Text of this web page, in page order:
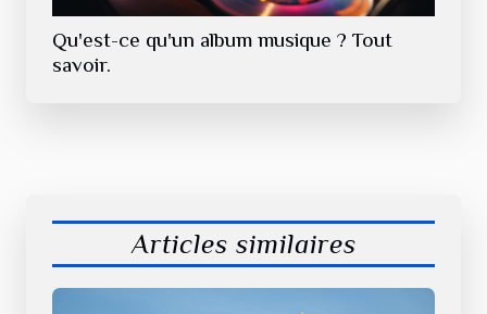
Qu'est-ce qu'un album musique ? Tout
savoir.
Articles similaires